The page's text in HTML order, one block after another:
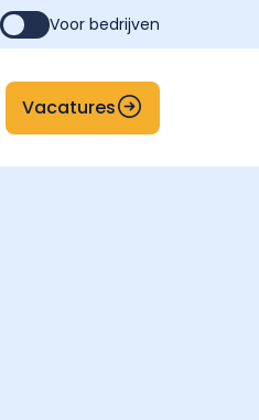
Voor bedrijven
Vacatures